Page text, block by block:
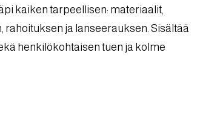
kaiken tarpeellisen: materiaalit,
rahoituksen ja lanseerauksen. Sisältää
henkilökohtaisen tuen ja kolme